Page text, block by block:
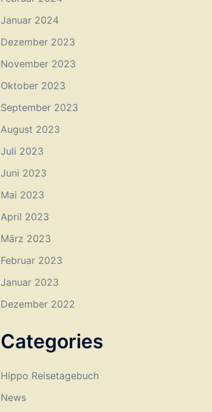
Januar 2024
Dezember 2023
November 2023
Oktober 2023
September 2023
August 2023
Juli 2023
Juni 2023
Mai 2023
April 2023
März 2023
Februar 2023
Januar 2023
Dezember 2022
Categories
Hippo Reisetagebuch
News